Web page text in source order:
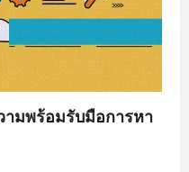
ามพร้อมรับมือการหา